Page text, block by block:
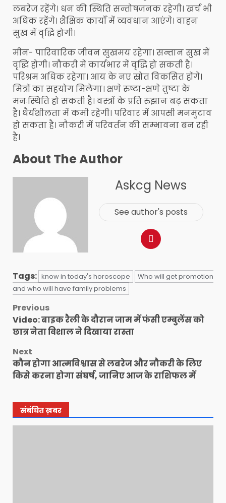
लबरेज रहेंगे। धन की स्थिति सन्तोषजनक रहेगी। खर्च भी
अधिक रहेंगे। शैक्षिक कार्यों में व्यवधान आएंगे। वाहन
सुख में वृद्धि होगी।
मीन- पारिवारिक जीवन सुखमय रहेगा। सन्तान सुख में
वृद्धि होगी। नौकरी में कार्यभार में वृद्धि हो सकती है।
परिश्रम अधिक रहेगा। आय के नए स्रोत विकसित होंगे।
मित्रों का सहयोग मिलेगा। क्षणे रुष्टा-क्षणे तुष्टा के
मनःस्थिति हो सकती है। वस्त्रों के प्रति रुझान बढ़ सकता
है। धैर्यशीलता में कमी रहेगी। परिवार में आपसी मनमुटाव
हो सकता है। नौकरी में परिवर्तन की सम्भावना बन रही
है।
About The Author
Askcg News
See author's posts
Tags: know in today's horoscope
Who will get promotion
and who will have family problems
Post
navigation
Previous
Video: बाइक रैली के दौरान जाम में फंसी एम्बुलेंस को
छात्र नेता विशाल ने दिखाया रास्ता
Next
कौन होगा आत्मविश्वास से लबरेज और नौकरी के लिए
किसे करना होगा संघर्ष, जानिए आज के राशिफल में
संबंधित ख़बर